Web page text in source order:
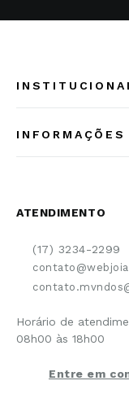
Conheça a linha
INFORMAÇÕES
Cancelamento de
Certificado de
Forma de
ATENDIMENTO
(17) 3234-2299
Horário de
08h00 às 18h00
Entre em